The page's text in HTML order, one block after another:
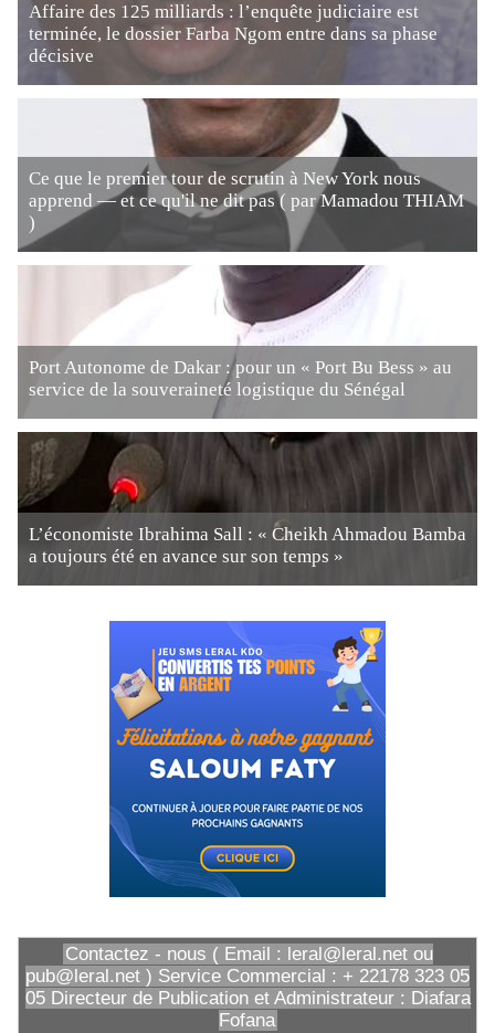
Affaire des 125 milliards : l’enquête judiciaire est
terminée, le dossier Farba Ngom entre dans sa phase
décisive
Ce que le premier tour de scrutin à New York nous
apprend — et ce qu'il ne dit pas ( par Mamadou THIAM
)
Port Autonome de Dakar : pour un « Port Bu Bess » au
service de la souveraineté logistique du Sénégal
L’économiste Ibrahima Sall : « Cheikh Ahmadou Bamba
a toujours été en avance sur son temps »
Contactez - nous ( Email : leral@leral.net ou
pub@leral.net ) Service Commercial : + 22178 323 05
05 Directeur de Publication et Administrateur : Diafara
Fofana